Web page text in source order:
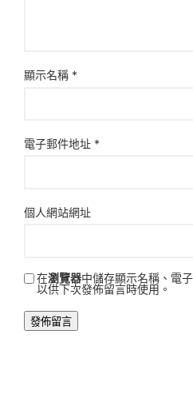
顯示名稱 *
電子郵件地址 *
個人網站網址
在瀏覽器中儲存顯示名稱、電
以供下次發佈留言時使用。